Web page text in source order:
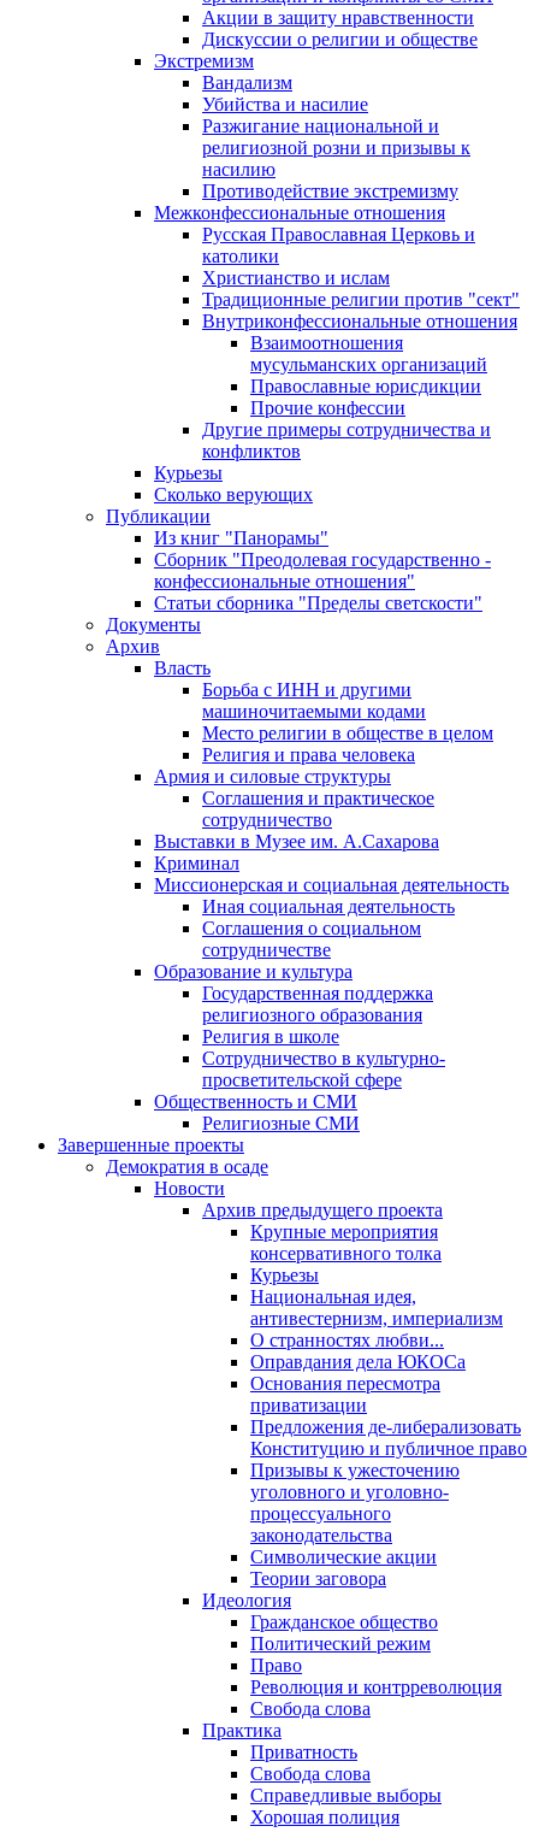
Акции в защиту нравственности
Дискуссии о религии и обществе
Экстремизм
Вандализм
Убийства и насилие
Разжигание национальной и
религиозной розни и призывы к
насилию
Противодействие экстремизму
Межконфессиональные отношения
Русская Православная Церковь и
католики
Христианство и ислам
Традиционные религии против "сект"
Внутриконфессиональные отношения
Взаимоотношения
мусульманских организаций
Православные юрисдикции
Прочие конфессии
Другие примеры сотрудничества и
конфликтов
Курьезы
Сколько верующих
Публикации
Из книг "Панорамы"
Сборник "Преодолевая государственно -
конфессиональные отношения"
Статьи сборника "Пределы светскости"
Документы
Архив
Власть
Борьба с ИНН и другими
машиночитаемыми кодами
Место религии в обществе в целом
Религия и права человека
Армия и силовые структуры
Соглашения и практическое
сотрудничество
Выставки в Музее им. А.Сахарова
Криминал
Миссионерская и социальная деятельность
Иная социальная деятельность
Соглашения о социальном
сотрудничестве
Образование и культура
Государственная поддержка
религиозного образования
Религия в школе
Сотрудничество в культурно-
просветительской сфере
Общественность и СМИ
Религиозные СМИ
Завершенные проекты
Демократия в осаде
Новости
Архив предыдущего проекта
Крупные мероприятия
консервативного толка
Курьезы
Национальная идея,
антивестернизм, империализм
О странностях любви...
Оправдания дела ЮКОСа
Основания пересмотра
приватизации
Предложения де-либерализовать
Конституцию и публичное право
Призывы к ужесточению
уголовного и уголовно-
процессуального
законодательства
Символические акции
Теории заговора
Идеология
Гражданское общество
Политический режим
Право
Революция и контрреволюция
Свобода слова
Практика
Приватность
Свобода слова
Справедливые выборы
Хорошая полиция